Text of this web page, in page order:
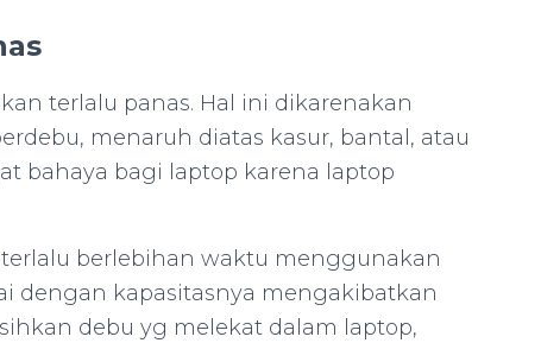
terlalu panas. Hal ini dikarenakan
menaruh diatas kasur, bantal, atau
bahaya bagi laptop karena laptop
berlebihan waktu menggunakan
dengan kapasitasnya mengakibatkan
debu yg melekat dalam laptop,